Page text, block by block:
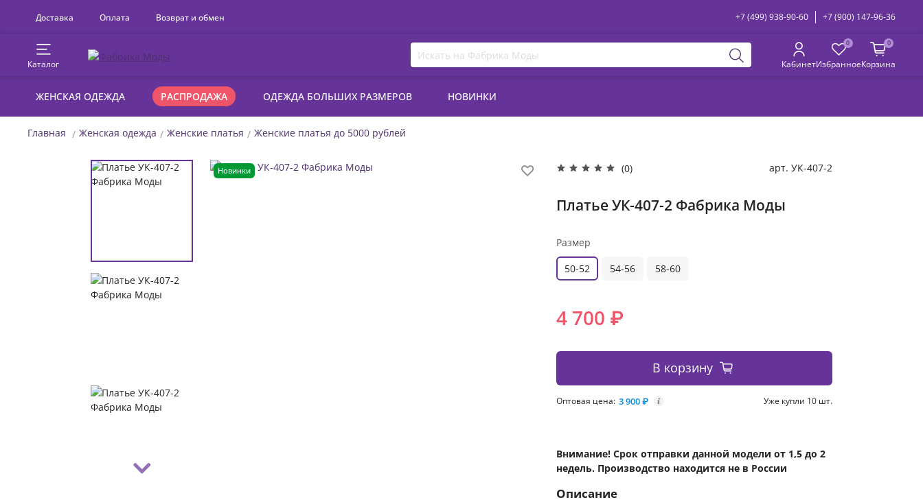
Доставка Оплата Возврат и обмен +7 (499) 938-90-60 +7 (900) 147-96-36
Каталог Кабинет
0
Избранное
0
Корзина
ЖЕНСКАЯ ОДЕЖДА РАСПРОДАЖА ОДЕЖДА БОЛЬШИХ РАЗМЕРОВ НОВИНКИ
Главная Женская одежда Женские платья Женские платья до 5000 рублей
Новинки (0) арт. УК-407-2
Платье УК-407-2 Фабрика Моды
Размер
50-52
54-56 58-60
4 700 ₽
В корзину
Оптовая цена: 3 900 ₽ i Уже купли 10 шт.
Внимание! Срок отправки данной модели от 1,5 до 2
недель. Производство находится не в России
Описание